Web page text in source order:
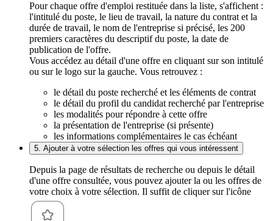
Pour chaque offre d'emploi restituée dans la liste, s'affichent :
l'intitulé du poste, le lieu de travail, la nature du contrat et la
durée de travail, le nom de l'entreprise si précisé, les 200
premiers caractères du descriptif du poste, la date de
publication de l'offre.
Vous accédez au détail d'une offre en cliquant sur son intitulé
ou sur le logo sur la gauche. Vous retrouvez :
le détail du poste recherché et les éléments de contrat
le détail du profil du candidat recherché par l'entreprise
les modalités pour répondre à cette offre
la présentation de l'entreprise (si présente)
les informations complémentaires le cas échéant
5. Ajouter à votre sélection les offres qui vous intéressent
Depuis la page de résultats de recherche ou depuis le détail
d'une offre consultée, vous pouvez ajouter la ou les offres de
votre choix à votre sélection. Il suffit de cliquer sur l'icône